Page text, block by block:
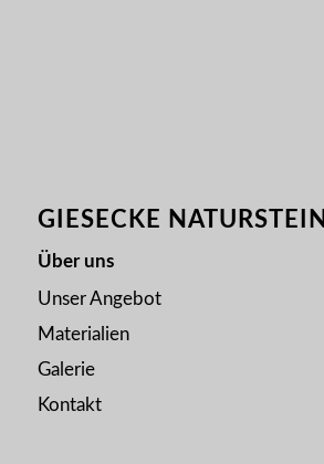
GIESECKE NATURSTEIN
Über uns
Unser Angebot
Materialien
Galerie
Kontakt